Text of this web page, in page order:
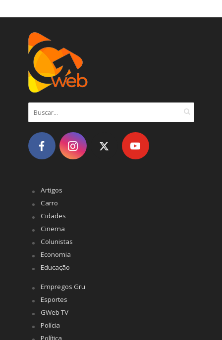
Artigos
Carro
Cidades
Cinema
Colunistas
Economia
Educação
Empregos Gru
Esportes
GWeb TV
Polícia
Política